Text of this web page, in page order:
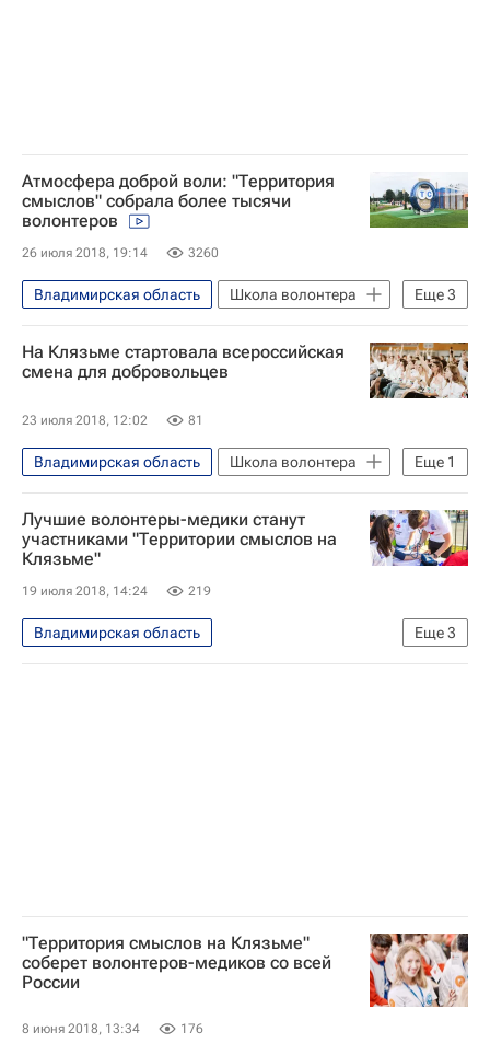
Атмосфера доброй воли: "Территория
смыслов" собрала более тысячи
волонтеров
26 июля 2018, 19:14 3260
Еще3
Владимирская область
Школа волонтера
Видео
Территория смыслов на Клязьме
На Клязьме стартовала всероссийская
смена для добровольцев
23 июля 2018, 12:02 81
Еще 1
Владимирская область
Школа волонтера
Волонтерство в России
Лучшие волонтеры-медики станут
участниками "Территории смыслов на
Клязьме"
19 июля 2018, 14:24 219
Еще3
Владимирская область
Медицинское волонтерство - Школа волонтера
"Территория смыслов на Клязьме"
соберет волонтеров-медиков со всей
России
8 июня 2018, 13:34 176